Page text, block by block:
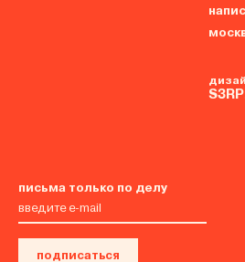
письма только по делу
подписаться